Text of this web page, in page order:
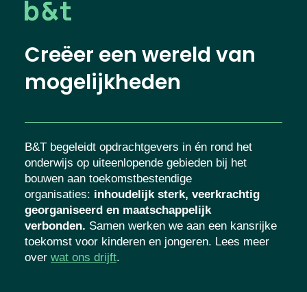
Creëer een wereld van
mogelijkheden
B&T begeleidt opdrachtgevers in én rond het
onderwijs op uiteenlopende gebieden bij het
bouwen aan toekomstbestendige
organisaties: inhoudelijk sterk, veerkrachtig
georganiseerd en maatschappelijk
verbonden. Samen werken we aan een kansrijke
toekomst voor kinderen en jongeren. Lees meer
over wat ons drijft.